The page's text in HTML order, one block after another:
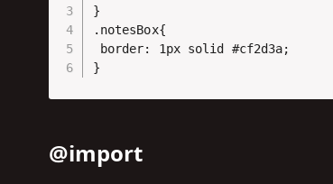
}
.notesBox{
border: 1px solid #cf2d3a;
}
@import